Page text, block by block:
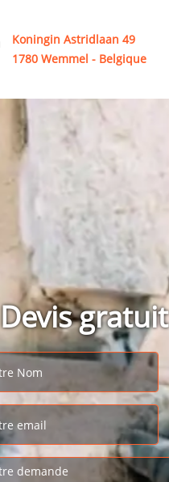
Koningin Astridlaan 49
1780 Wemmel - Belgique
Devis gratuit